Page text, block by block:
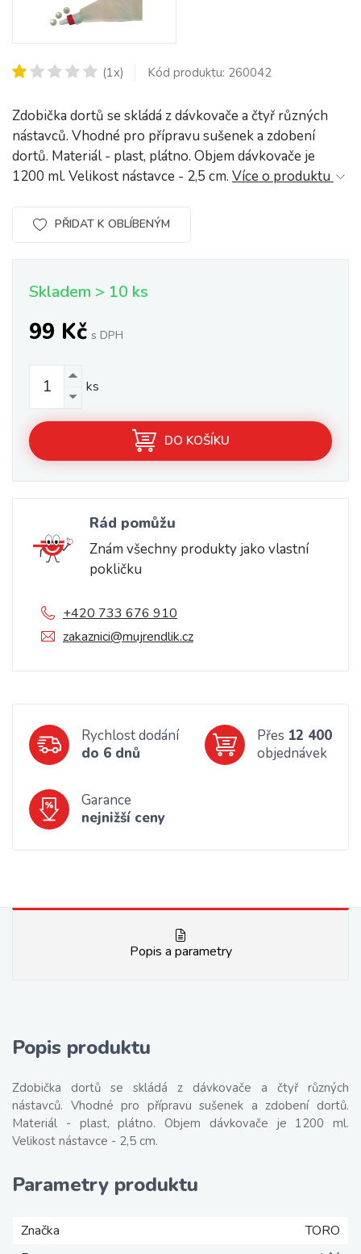
(1x) Kód produktu: 260042
Zdobička dortů se skládá z dávkovače a čtyř různých
nástavců. Vhodné pro přípravu sušenek a zdobení
dortů. Materiál - plast, plátno. Objem dávkovače je
1200 ml. Velikost nástavce - 2,5 cm. Více o produktu
PŘIDAT K OBLÍBENÝM
Skladem > 10 ks
99 Kč s DPH
ks
DO KOŠÍKU
Rád pomůžu
Znám všechny produkty jako vlastní
pokličku
+420 733 676 910
zakaznici@mujrendlik.cz
Rychlost dodání
do 6 dnů
Přes 12 400
objednávek
Garance
nejnižší ceny
Popis a parametry
Popis produktu
Zdobička dortů se skládá z dávkovače a čtyř různých
nástavců. Vhodné pro přípravu sušenek a zdobení dortů.
Materiál - plast, plátno. Objem dávkovače je 1200 ml.
Velikost nástavce - 2,5 cm.
Parametry produktu
Značka
TORO